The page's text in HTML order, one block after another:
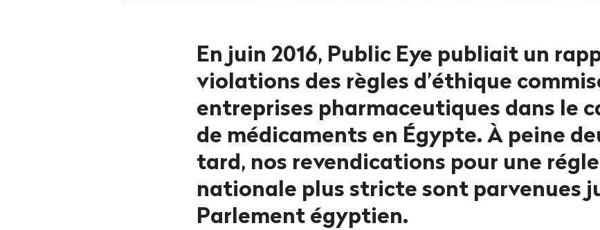
En juin 2016, Public Eye publiait un
violations des règles d’éthique
entreprises pharmaceutiques dans le
de médicaments en Égypte. À peine
tard, nos revendications pour une
nationale plus stricte sont parvenues
Parlement égyptien.